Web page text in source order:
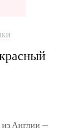
из Англии —